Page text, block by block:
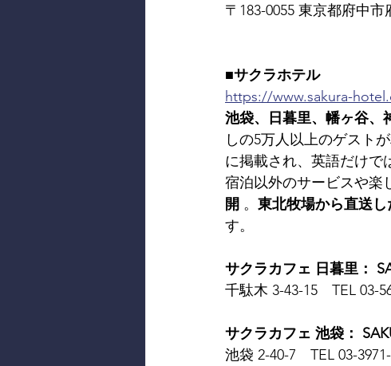
〒183-0055 東京都府中市
■サクラホテル
https://www.sakura-
池袋、日暮里、幡ヶ谷、
しの5万人以上のゲスト
に掲載され、英語だけで
宿泊以外のサービスや楽
開 。 東北牧場から直送
す。
サクラカフェ 日暮里：
千駄木 3-43-15　TEL 03-
サクラカフェ 池袋：
池袋 2-40-7　TEL 03-